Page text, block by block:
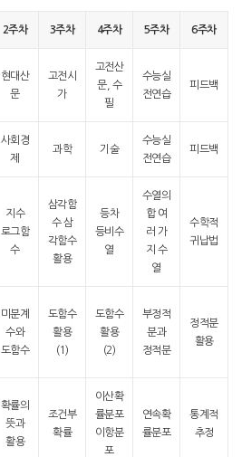
2주차 3주차 4주차 5주차 6주차
현대산
문
고전시
가
고전산
문, 수
필
수능실
전연습
피드백
사회경
제
과학 기술
수능실
전연습
피드백
지수
로그함
수
삼각함
수 삼
각함수
활용
등차
등비수
열
수열의
합 여
러 가
지 수
열
수학적
귀납법
미분계
수와
도함수
도함수
활용
(1)
도함수
활용
(2)
부정적
분과
정적분
정적분
활용
확률의
뜻과
활용
조건부
확률
이산확
률분포
이항분
포
연속확
률분포
통계적
추정